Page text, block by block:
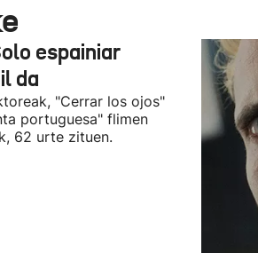
espainiar
da
"Cerrar los ojos"
portuguesa" flimen
62 urte zituen.